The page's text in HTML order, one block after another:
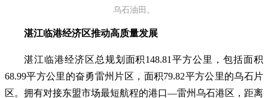
乌石油田。
湛江临港经济区推动高质量发展
湛江临港经济区总规划面积148.81平方公里，包括面积
68.99平方公里的奋勇雷州片区，面积79.82平方公里的乌石片
区。拥有对接东盟市场最短航程的港口—雷州乌石港区，距离